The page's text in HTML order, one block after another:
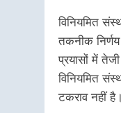
विनियमित
तकनीक
प्रयासों में
विनियमित
टकराव नहीं